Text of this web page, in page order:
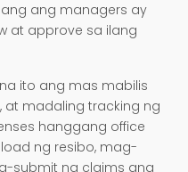
ang managers ay
at approve sa ilang
ito ang mas mabilis
at madaling tracking ng
hanggang office
ng resibo, mag-
submit ng claims ang